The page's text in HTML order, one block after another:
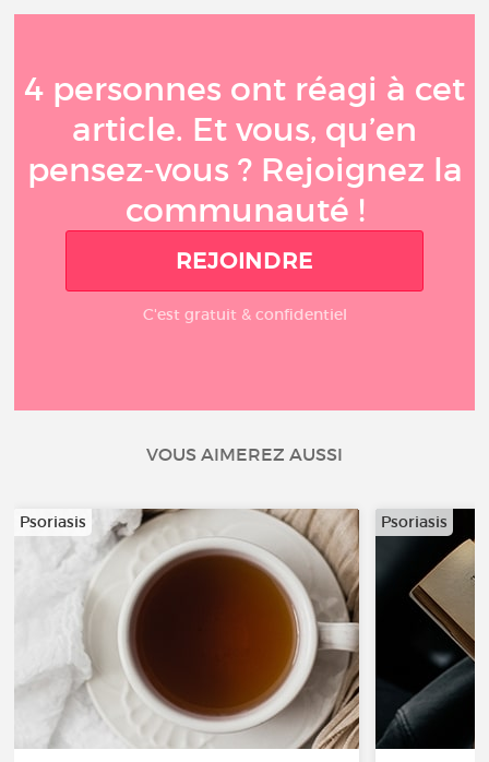
4 personnes ont réagi à cet
article. Et vous, qu’en
pensez-vous ? Rejoignez la
communauté !
REJOINDRE
C'est gratuit & confidentiel
VOUS AIMEREZ AUSSI
Psoriasis Psoriasis